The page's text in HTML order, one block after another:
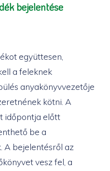
bejelentése
együttesen,
a feleknek
anyakönyvvezetője
kötni. A
időpontja előtt
be a
A bejelentésről az
vesz fel, a